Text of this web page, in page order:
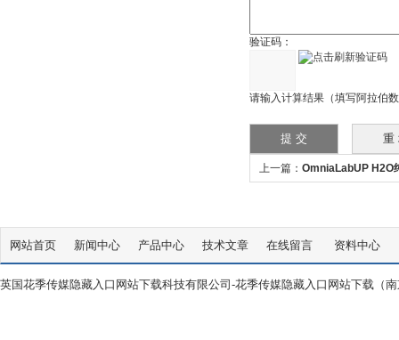
验证码：
请输入计算结果（填写阿拉伯数字
上一篇： OmniaLabUP H2O
网站首页 新闻中心 产品中心 技术文章 在线留言 资料中心
英国花季传媒隐藏入口网站下载科技有限公司-花季传媒隐藏入口网站下载（南